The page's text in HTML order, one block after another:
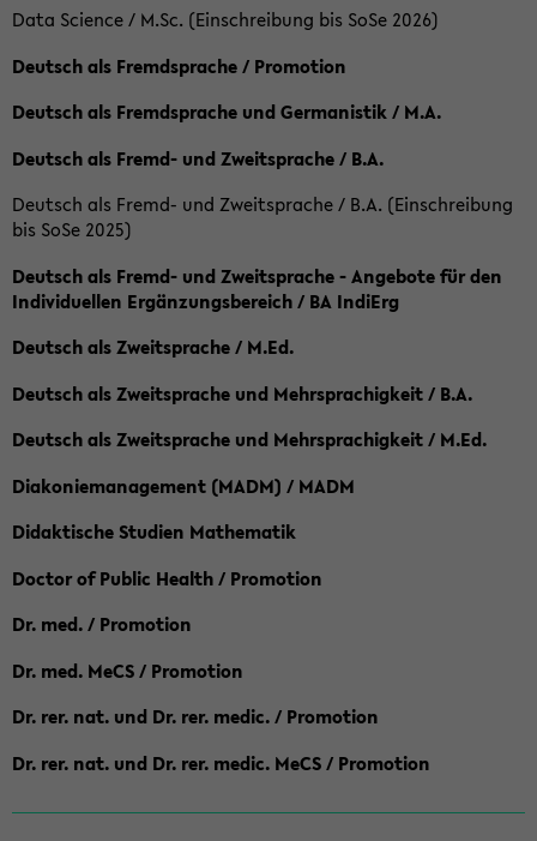
Data Science / M.Sc. (Einschreibung bis SoSe 2026)
Deutsch als Fremdsprache / Promotion
Deutsch als Fremdsprache und Germanistik / M.A.
Deutsch als Fremd- und Zweitsprache / B.A.
Deutsch als Fremd- und Zweitsprache / B.A. (Einschreibung
bis SoSe 2025)
Deutsch als Fremd- und Zweitsprache - Angebote für den
Individuellen Ergänzungsbereich / BA IndiErg
Deutsch als Zweitsprache / M.Ed.
Deutsch als Zweitsprache und Mehrsprachigkeit / B.A.
Deutsch als Zweitsprache und Mehrsprachigkeit / M.Ed.
Diakoniemanagement (MADM) / MADM
Didaktische Studien Mathematik
Doctor of Public Health / Promotion
Dr. med. / Promotion
Dr. med. MeCS / Promotion
Dr. rer. nat. und Dr. rer. medic. / Promotion
Dr. rer. nat. und Dr. rer. medic. MeCS / Promotion